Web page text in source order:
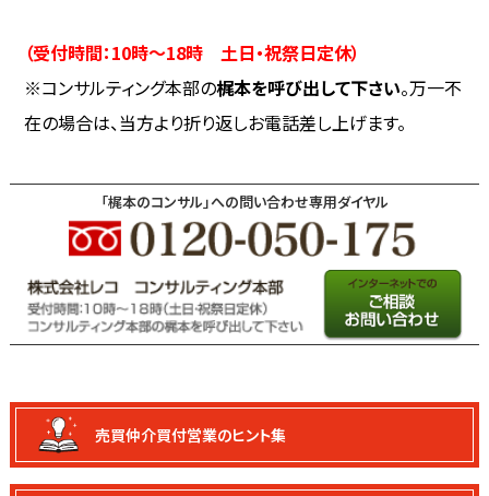
（受付時間：10時～18時 土日・祝祭日定休）
※コンサルティング本部の梶本を呼び出して下さい。万一不
在の場合は、当方より折り返しお電話差し上げます。
「梶本のコンサル」への問い合わせ専用ダイヤル
売買仲介買付営業のヒント集